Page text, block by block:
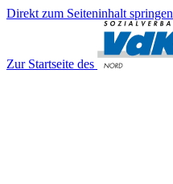
Direkt zum Seiteninhalt springen
Zur Startseite des